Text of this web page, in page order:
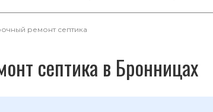
ремонт септика
септика в Бронницах